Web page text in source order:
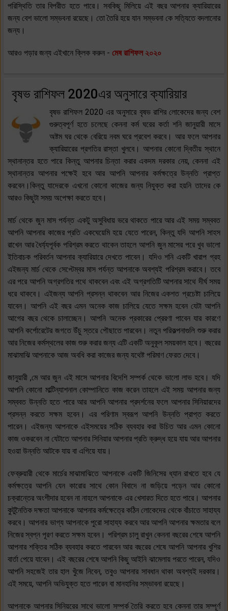
পরিস্থিতি তার বিপরীত হতে পারে। সবকিছু মিলিয়ে এই বছর আপনার ক্যারিয়ারের
জন্য বেশ ভালো সম্ভবনা রয়েছে। তো তৈরি হয়ে যান সম্ভবনা কে সত্যিতে বদলানোর
জন্য।
আরও পড়ার জন্য এইখানে ক্লিক করুন - মেষ রাশিফল ২০২০
বৃষভ রাশিফল 2020এর অনুসারে ক্যারিয়ার
বৃষভ রাশিফল 2020 এর অনুসারে বৃষভ রাশির লোকেদের জন্য বেশ
গুরুত্বপূর্ণ হতে চলেছে কেননা কর্ম ঘরের কর্তা শনি জানুয়ারী মাসে
অষ্টম ঘর থেকে বেরিয়ে নবম ঘরে প্রবেশ করবে। আর ফলে আপনার
ক্যারিয়ারের প্রগতির রাস্তা খুলবে। আপনার কোনো দ্বিতীয় স্থানে
স্থানান্তর হতে পারে কিন্তু আপনার চিন্তা করার একদম দরকার নেয়, কেননা এই
স্থানান্তর আপনার পক্ষেই হবে আর আপনি আপনার কর্মক্ষত্রে উন্নতি প্রাপ্ত
করবেন।কিন্তু যাদেরকে এখনো কোনো কাজের জন্য নিযুক্ত করা হয়নি তাদের কে
আরও কিছুটা সময় অপেক্ষা করতে হবে।
মার্চ থেকে জুন মাস পর্যন্ত একটু অসুবিধায় ভরে থাকতে পারে আর এই সময় সম্ববত
আপনি আপনার কাজের প্রতি একঘেয়েমি হয়ে যেতে পারেন, কিন্তু যদি আপনি সাহস
রাখেন আর ধৈর্য্যপূর্বক পরিশ্রম করতে থাকেন তাহলে আপনি জুন মাসের পরে খুব ভালো
ইতিবাচক পরিবর্তন আপনার ক্যারিয়ারে দেখতে পাবেন। যদিও শনি একটি খারাপ গ্রহ
এইজন্য মার্চ থেকে সেপ্টেম্বর মাস পর্যন্ত আপনাকে অবশ্যই পরিশ্রম করাবে। তবে
এর পরে আপনি অগ্রগতির পথে থাকবেন এবং এই অগ্রগতিটি আপনার সাথে দীর্ঘ সময়
ধরে থাকবে। এইজন্য আপনি প্রসন্ন থাকবেন আর নিজের একশত প্রচেষ্টা চালিয়ে
যাবেন। আপনি এই বছর এমন অনেক কাজ চালিয়ে যেতে সক্ষম হবেন যেটা আপনি
আগের বছর থেকে চালাচ্ছেন। আপনি অনেক প্রকারের প্রেরণা পাবেন যার কারণে
আপনি কর্পোরেটের জগতে উঁচু স্তরে পৌছাতে পারবেন। নতুন পরিকল্পনাগুলি শুরু করার
আর নিজের কর্মস্থলের কাজ শুরু করার জন্য এটি একটি অনুকূল সময়কাল হবে। বছরের
মাঝামাঝি আপনাকে আজ অবধি করা কাজের জন্য যথেষ্ট পরিমাণ ফেরত দেবে।
জানুয়ারী ,মে আর জুন এই মাসে আপনার বিদেশি সম্পর্ক থেকে ভালো লাভ হবে। যদি
আপনি কোনো মাল্টিন্যাশনাল কোম্পানিতে কাজ করেন তাহলে এই সময় আপনার জন্য
সম্ববত উন্নতি হতে পারে আর আপনি আপনার প্রদর্শনের ফলে আপনার সিনিয়ারদের
প্রসন্ন করতে সক্ষম হবেন। এর পরিণাম স্বরূপ আপনি উন্নতি প্রাপ্ত করতে
পারেন। এইজন্য আপনাকে এইসময়ের সঠিক ব্যবহার করা উচিত আর এমন কোনো
কাজ ওকরবেন না যেটাতে আপনার সিনিয়ার আপনার প্রতি ক্রুদ্ধ হয়ে যায় আর আপনার
হওয়া উন্নতি আটকে যায় বা এগিয়ে যায়।
ফেব্রুয়ারী থেকে মার্চের মাঝামাঝিতে আপনাকে একটি জিনিসের ধ্যান রাখতে হবে যে
কর্মক্ষত্রে আপনি যেন কারোর সাথে কোন বিবাদে না জড়িয়ে পড়েন আর কোনো
চক্রান্তের অংশীদার হবেন না নাহলে আপনাকে এর খেসারত দিতে হতে পারে। আপনার
কুটুনৈতিক দক্ষতা আপনাকে আপনার কর্মক্ষেত্রে কঠিন লোকেদের থেকে বাঁচাতে সাহায্য
করবে। আপনার ভাগ্য আপনাকে পুরো সাহায্য করবে আর আপনি আপনার ক্ষমতার বলে
নিজের স্বপ্ন পূরণ করতে সক্ষম হবেন। পরিশ্রম চালু রাখুন কেননা বছরের শেষে আপনি
আপনার শক্তির সঠিক ব্যবহার করতে পারবেন আর বছরের শেষে আপনি আপনার খুশির
বার্তা পেয়ে যাবেন। এই বছরের শেষে আপনি কিছু আইনি ঝামেলায় পরতে পারেন, যদিও
আপনি সহজেই তার হাল খুঁজে নিবেন, তবুও আপনার সাবধান থাকা অবশ্যই দরকার।
এই সময়ে, আপনি অভিযুক্ত হতে পারেন বা মানহানির সম্ভাবনা রয়েছে।
আপনাকে আপনার সিনিয়রের সাথে ভালো সম্পর্ক তৈরি করতে হবে কেননা তার সম্পূর্ণ